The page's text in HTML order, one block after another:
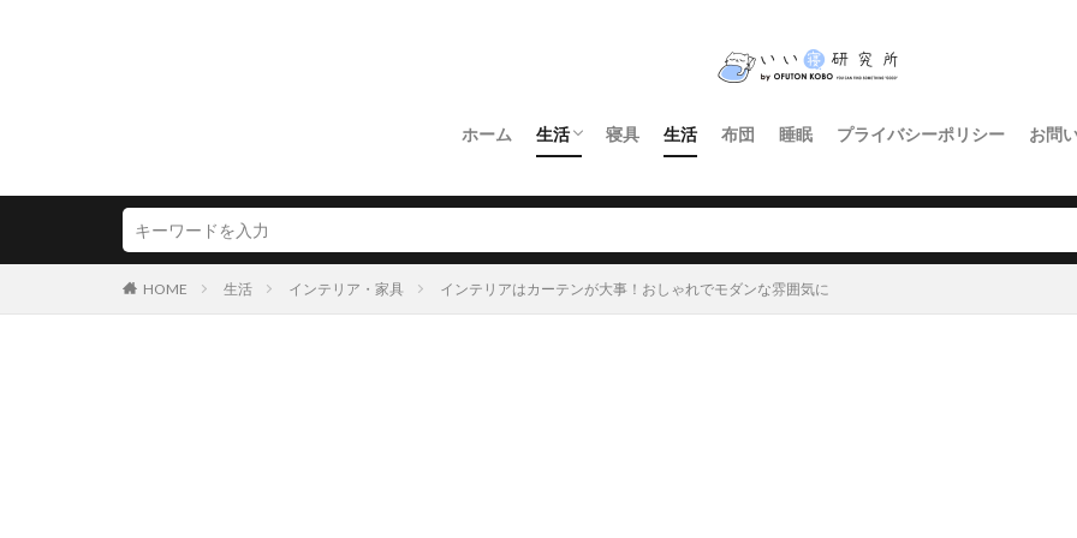
ホーム 生活 寝具 生活 布団 睡眠 プライバシーポリシー お問
HOME 生活 インテリア・家具 インテリアはカーテンが大事！おしゃれでモダンな雰囲気に